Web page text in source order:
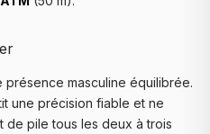
présence masculine équilibrée.
une précision fiable et ne
de pile tous les deux à trois